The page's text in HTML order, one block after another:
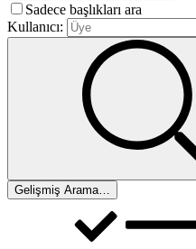
Sadece başlıkları ara
Kullanıcı:
Gelişmiş Arama…